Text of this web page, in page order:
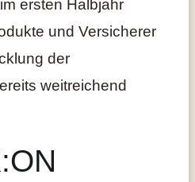
ersten Halbjahr
und Versicherer
der
weitreichend